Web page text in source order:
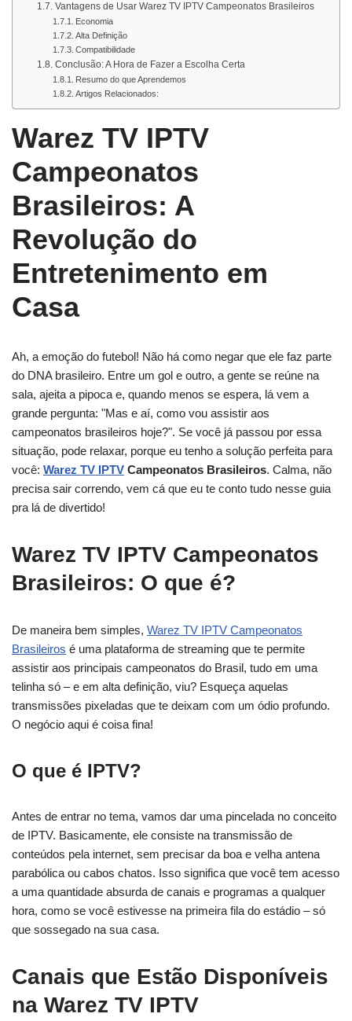
Vantagens de Usar Warez TV IPTV Campeonatos Brasileiros
Economia
Alta Definição
Compatibilidade
Conclusão: A Hora de Fazer a Escolha Certa
Resumo do que Aprendemos
Artigos Relacionados:
Warez TV IPTV
Campeonatos
Brasileiros: A
Revolução do
Entretenimento em
Casa
Ah, a emoção do futebol! Não há como negar que ele faz parte
do DNA brasileiro. Entre um gol e outro, a gente se reúne na
sala, ajeita a pipoca e, quando menos se espera, lá vem a
grande pergunta: "Mas e aí, como vou assistir aos
campeonatos brasileiros hoje?". Se você já passou por essa
situação, pode relaxar, porque eu tenho a solução perfeita para
você: Warez TV IPTV Campeonatos Brasileiros. Calma, não
precisa sair correndo, vem cá que eu te conto tudo nesse guia
pra lá de divertido!
Warez TV IPTV Campeonatos
Brasileiros: O que é?
De maneira bem simples, Warez TV IPTV Campeonatos
Brasileiros é uma plataforma de streaming que te permite
assistir aos principais campeonatos do Brasil, tudo em uma
telinha só – e em alta definição, viu? Esqueça aquelas
transmissões pixeladas que te deixam com um ódio profundo.
O negócio aqui é coisa fina!
O que é IPTV?
Antes de entrar no tema, vamos dar uma pincelada no conceito
de IPTV. Basicamente, ele consiste na transmissão de
conteúdos pela internet, sem precisar da boa e velha antena
parabólica ou cabos chatos. Isso significa que você tem acesso
a uma quantidade absurda de canais e programas a qualquer
hora, como se você estivesse na primeira fila do estádio – só
que sossegado na sua casa.
Canais que Estão Disponíveis
na Warez TV IPTV